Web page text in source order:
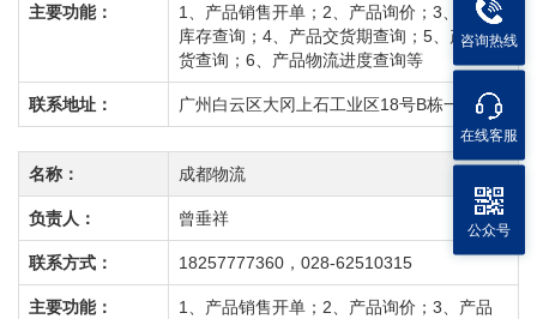
主要功能：
1、产品销售开单；2、产品询价；3、产品
库存查询；4、产品交货期查询；5、产品发
货查询；6、产品物流进度查询等
联系地址： 广州白云区大冈上石工业区18号B栋一楼
名称： 成都物流
负责人： 曾垂祥
联系方式： 18257777360，028-62510315
主要功能：
1、产品销售开单；2、产品询价；3、产品
咨询热线
在线客服
公众号